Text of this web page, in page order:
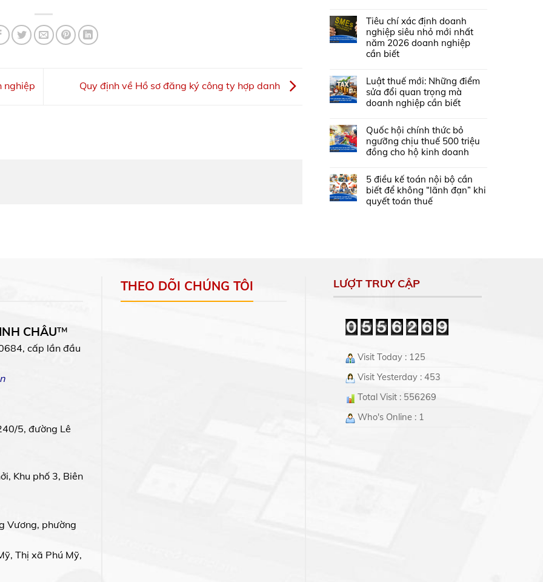
nghiệp Quy định về Hồ sơ đăng ký công ty hợp danh
Tiêu chí xác định doanh
nghiệp siêu nhỏ mới nhất
năm 2026 doanh nghiệp
cần biết
Luật thuế mới: Những điểm
sửa đổi quan trọng mà
doanh nghiệp cần biết
Quốc hội chính thức bỏ
ngưỡng chịu thuế 500 triệu
đồng cho hộ kinh doanh
5 điều kế toán nội bộ cần
biết để không “lãnh đạn” khi
quyết toán thuế
CHÂU™
cấp lần đầu
5, đường Lê
Khu phố 3, Biên
Vương, phường
Thị xã Phú Mỹ,
THEO DÕI CHÚNG TÔI LƯỢT TRUY CẬP
Visit Today : 125
Visit Yesterday : 453
Total Visit : 556269
Who's Online : 1